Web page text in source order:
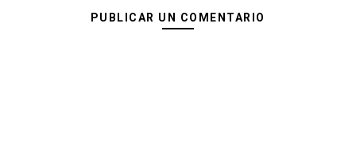
PUBLICAR UN COMENTARIO